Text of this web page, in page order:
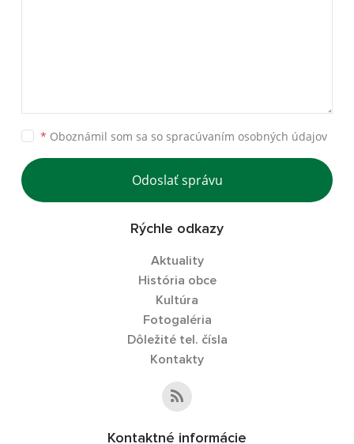
* Oboznámil som sa so spracúvaním osobných údajov
Odoslať správu
Rýchle odkazy
Aktuality
História obce
Kultúra
Fotogaléria
Dôležité tel. čísla
Kontakty
Kontaktné informácie